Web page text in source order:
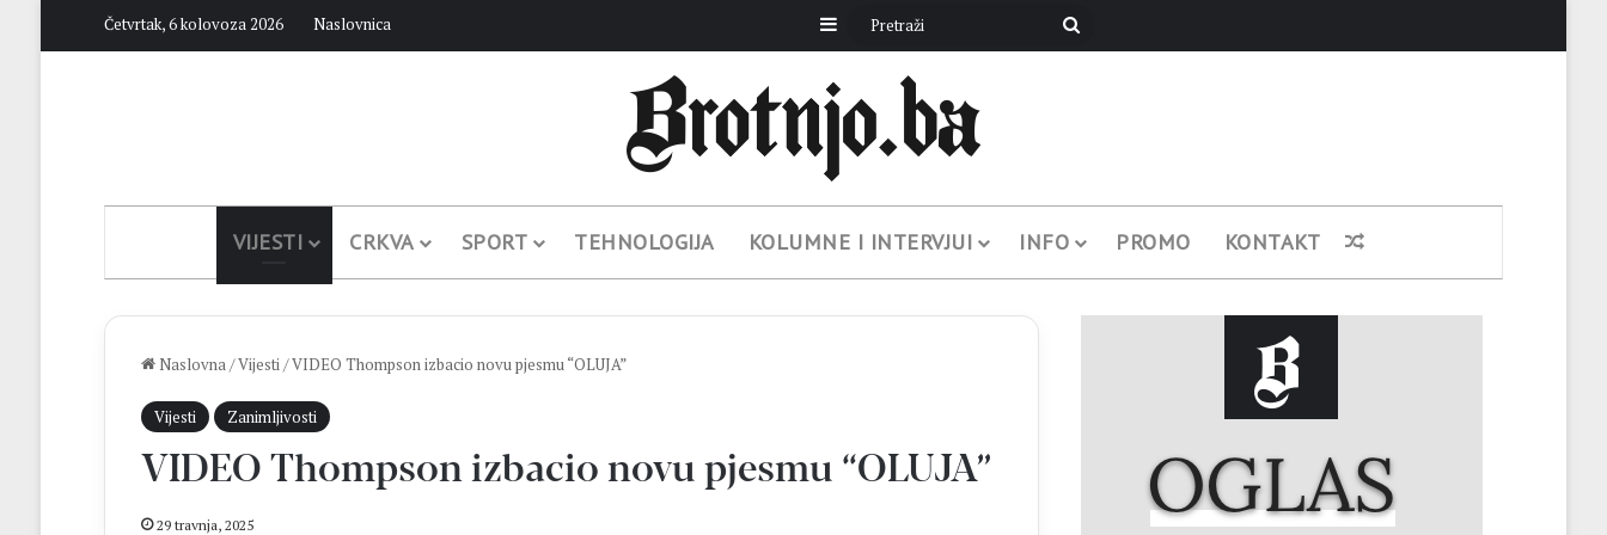
Četvrtak, 6 kolovoza 2026 Naslovnica Sidebar Pretraži
VIJESTI CRKVA SPORT TEHNOLOGIJA KOLUMNE I INTERVJUI INFO PROMO KONTAKT Nasumični članak
Naslovna/Vijesti/VIDEO Thompson izbacio novu pjesmu “OLUJA”
Vijesti Zanimljivosti
VIDEO Thompson izbacio novu pjesmu “OLUJA”
29 travnja, 2025